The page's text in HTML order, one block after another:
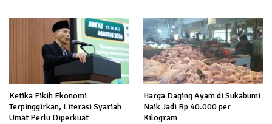
Ketika Fikih Ekonomi
Terpinggirkan, Literasi Syariah
Umat Perlu Diperkuat
Harga Daging Ayam di Sukabumi
Naik Jadi Rp 40.000 per
Kilogram